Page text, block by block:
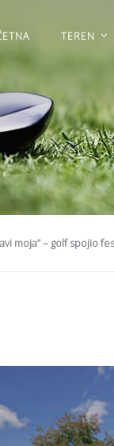
TEREN
moja” – golf spojio